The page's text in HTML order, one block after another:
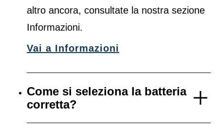
altro ancora, consultate la nostra sezione
Informazioni.
Vai a Informazioni
Come si seleziona la batteria
corretta?